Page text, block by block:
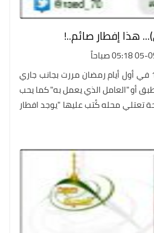
هذا إفطار صائم..!
صباحاً
رائد العودة - 4 رمضان 1440 في أول أيام رمضان مررت بجانب جاري
أو "العامل الذي يعمل به" كما يحب
محله كُتب عليها "يوجد افطار